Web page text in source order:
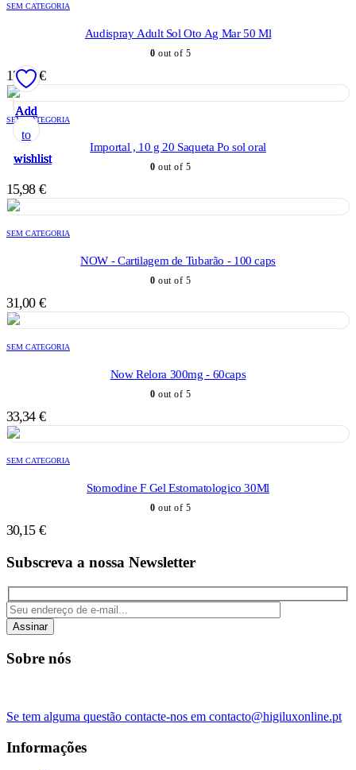
Add
to
wishlist
SEM CATEGORIA
Audispray Adult Sol Oto Ag Mar 50 Ml
0 out of 5
12,70€
Add
to
wishlist
SEM CATEGORIA
Importal , 10 g 20 Saqueta Po sol oral
0 out of 5
15,98 €
Add
to
wishlist
SEM CATEGORIA
NOW - Cartilagem de Tubarão - 100 caps
0 out of 5
31,00 €
Add
to
wishlist
SEM CATEGORIA
Now Relora 300mg - 60caps
0 out of 5
33,34 €
Add
to
wishlist
SEM CATEGORIA
Stomodine F Gel Estomatologico 30Ml
0 out of 5
30,15 €
Subscreva a nossa Newsletter
Assinar
Sobre nós
Se tem alguma questão contacte-nos em contacto@higiluxonline.pt
Informações